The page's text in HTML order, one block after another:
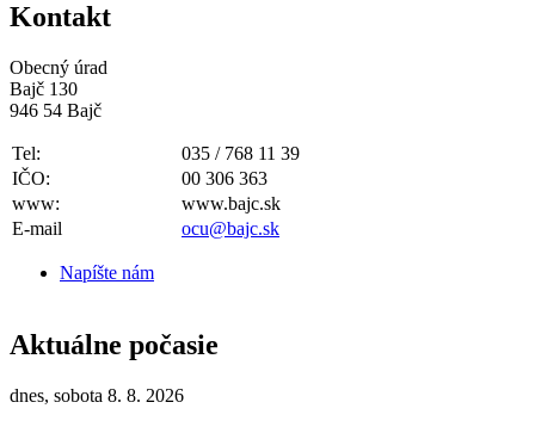
Kontakt
Obecný úrad
Bajč 130
946 54 Bajč
Tel:
035 / 768 11 39
IČO:
00 306 363
www:
www.bajc.sk
E-mail
ocu@bajc.sk
Napíšte nám
Aktuálne počasie
dnes, sobota 8. 8. 2026